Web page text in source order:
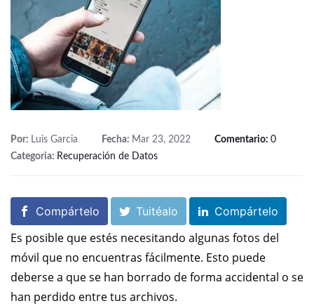
Por: Luis Garcia Fecha: Mar 23, 2022 Comentario: 0
Categoria: Recuperación de Datos
Compártelo Tuitéalo Compártelo
Es posible que estés necesitando algunas fotos del
móvil que no encuentras fácilmente. Esto puede
deberse a que se han borrado de forma accidental o se
han perdido entre tus archivos.